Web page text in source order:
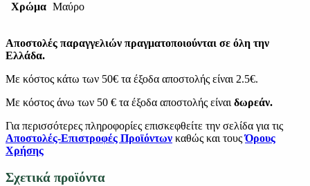
Χρώμα Μαύρο
Αποστολές παραγγελιών πραγματοποιούνται σε όλη την
Ελλάδα.
Με κόστος κάτω των 50€ τα έξοδα αποστολής είναι 2.5€.
Με κόστος άνω των 50 € τα έξοδα αποστολής είναι δωρεάν.
Για περισσότερες πληροφορίες επισκεφθείτε την σελίδα για τις
Αποστολές-Επιστροφές Προϊόντων καθώς και τουςΌρους
Χρήσης
Σχετικά προϊόντα